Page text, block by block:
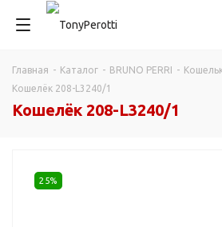
Главная - Каталог - BRUNO PERRI -
Кошелёк 208-L3240/1
Кошелёк 208-L3240/1
25%